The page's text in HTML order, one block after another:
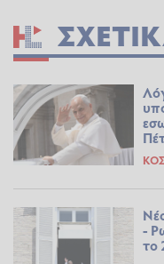
-
το